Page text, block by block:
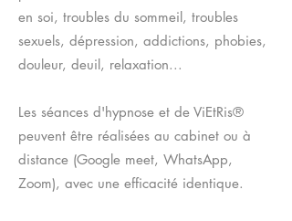
en soi, troubles du sommeil, troubles
sexuels, dépression, addictions, phobies,
douleur, deuil, relaxation...
Les séances d'hypnose et de ViEtRis®
peuvent être réalisées au cabinet ou à
distance (Google meet, WhatsApp,
Zoom), avec une efficacité identique.